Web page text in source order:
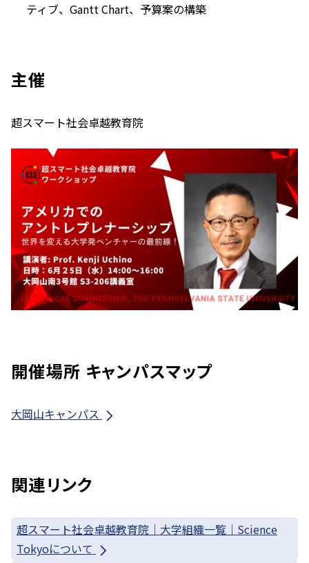
ティブ、Gantt Chart、予算案の構築
主催
超スマート社会卓越教育院
開催場所 キャンパスマップ
大岡山キャンパス
関連リンク
超スマート社会卓越教育院｜大学組織一覧｜Science
Tokyoについて